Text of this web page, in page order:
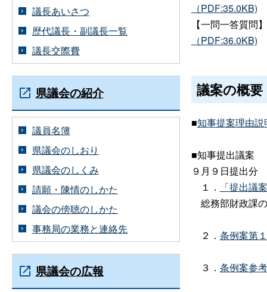
（PDF:35.0KB)
【一問一答質問】
（PDF:36.0KB)
議案の概要
■知事提案理由説
■知事提出議案
９月９日提出分
１．
「提出議
総務部財政課
２． 条例案第
３． 条例案参
議長あいさつ
歴代議長・副議長一覧
議長交際費
県議会の紹介
議員名簿
県議会のしおり
県議会のしくみ
請願・陳情のしかた
議会の傍聴のしかた
事務局の業務と連絡先
県議会の広報